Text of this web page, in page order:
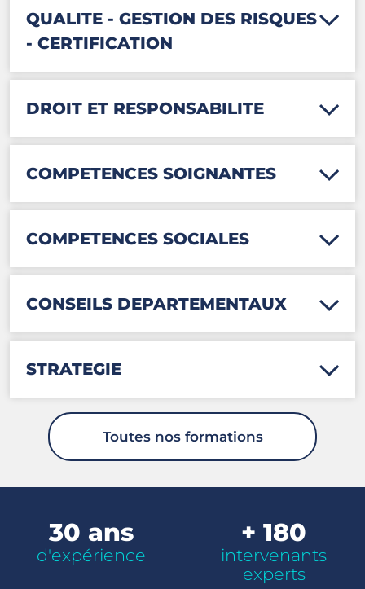
QUALITE - GESTION DES RISQUES
- CERTIFICATION
DROIT ET RESPONSABILITE
COMPETENCES SOIGNANTES
COMPETENCES SOCIALES
CONSEILS DEPARTEMENTAUX
STRATEGIE
Toutes nos formations
30 ans
d'expérience
+ 180
intervenants
experts